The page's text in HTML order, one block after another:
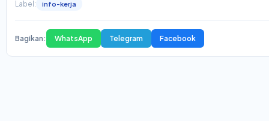
Label: info-kerja
Bagikan: WhatsApp Telegram Facebook